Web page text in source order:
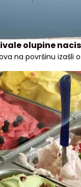
olupine
na površinu izašli
nemačkog